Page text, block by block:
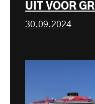
UIT VOOR
30.09.2024